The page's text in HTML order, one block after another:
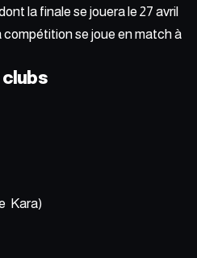
la finale se jouera le 27 avril
compétition se joue en match à
Kara)